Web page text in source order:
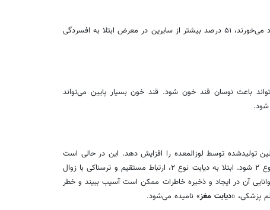
طبق یک مطالعه اسپانیایی، افرادی که زیاد فست فود می‌خورند، ۵۱ درصد بیشتر از سایرین در معرض ابتلا به افسردگی
باعث نوسان قند خون شود. قند خون بسیار پایین می‌تواند
شود.
تولیدشده توسط لوزالمعده را افزایش دهد. این در حالی است
که افزایش تولید انسولین می‌تواند منجر به دیابت نوع ۲ شود. ابتلا به دیابت نوع ۲، ارتباط مستقیم و ترسناکی با زوال
آن در ایجاد و ذخیره خاطرات ممکن است آسیب ببیند و خطر
پزشکی، «دیابت مغز» نامیده می‌شود.